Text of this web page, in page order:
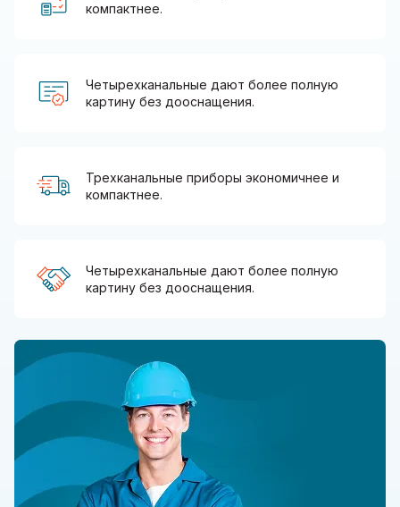
компактнее.
Четырехканальные дают более полную
картину без дооснащения.
Трехканальные приборы экономичнее и
компактнее.
Четырехканальные дают более полную
картину без дооснащения.